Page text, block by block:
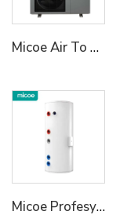
Micoe Air To Water R290 Monoblok Sıcak Su Isıtıcıları
Micoe Profesyonel Emal Tampon Depo Isıtıcı Sıcak Su Deposu